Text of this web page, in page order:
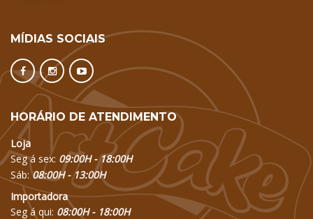
MÍDIAS SOCIAIS
HORÁRIO DE ATENDIMENTO
Loja
Seg á sex: 09:00H - 18:00H
Sáb:08:00H - 13:00H
Importadora
Seg á qui: 08:00H - 18:00H